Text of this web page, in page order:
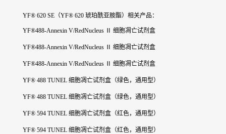
YF® 620 SE（YF® 620 琥珀酰亚胺酯） 相关产品：
YF®488-Annexin V/RedNucleus Ⅱ 细胞凋亡试剂盒
YF®488-Annexin V/RedNucleus Ⅱ 细胞凋亡试剂盒
YF®488-Annexin V/RedNucleus Ⅱ 细胞凋亡试剂盒
YF® 488 TUNEL 细胞凋亡试剂盒（绿色，通用型）
YF® 488 TUNEL 细胞凋亡试剂盒（绿色，通用型）
YF® 594 TUNEL 细胞凋亡试剂盒（红色，通用型）
YF® 594 TUNEL 细胞凋亡试剂盒（红色，通用型）